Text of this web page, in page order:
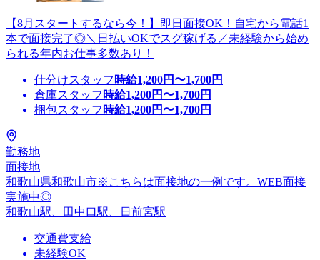
【8月スタートするなら今！】即日面接OK！自宅から電話1
本で面接完了◎＼日払いOKでスグ稼げる／未経験から始め
られる年内お仕事多数あり！
仕分けスタッフ 時給1,200円〜1,700円
倉庫スタッフ 時給1,200円〜1,700円
梱包スタッフ 時給1,200円〜1,700円
勤務地
面接地
和歌山県和歌山市※こちらは面接地の一例です。WEB面接
実施中◎
和歌山駅、田中口駅、日前宮駅
交通費支給
未経験OK